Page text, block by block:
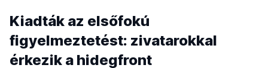
Kiadták az elsőfokú
figyelmeztetést: zivatarokkal
érkezik a hidegfront